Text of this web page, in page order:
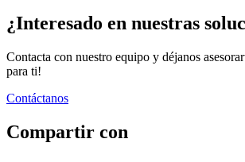
¿Interesado en nuestras
Contacta con nuestro equipo y déjanos
para ti!
Contáctanos
Compartir con